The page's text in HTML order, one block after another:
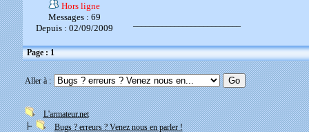
Hors ligne
Messages : 69
Depuis : 02/09/2009
Page : 1
Aller à :
L'armateur.net
Bugs ? erreurs ? Venez nous en parler !